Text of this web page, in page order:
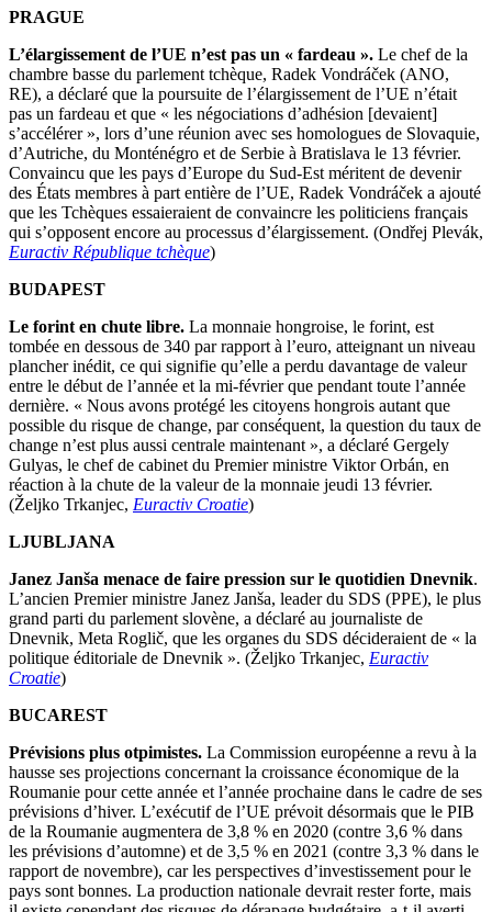
PRAGUE
L’élargissement de l’UE n’est pas un « fardeau ». Le chef de la
chambre basse du parlement tchèque, Radek Vondráček (ANO,
RE), a déclaré que la poursuite de l’élargissement de l’UE n’était
pas un fardeau et que « les négociations d’adhésion [devaient]
s’accélérer », lors d’une réunion avec ses homologues de Slovaquie,
d’Autriche, du Monténégro et de Serbie à Bratislava le 13 février.
Convaincu que les pays d’Europe du Sud-Est méritent de devenir
des États membres à part entière de l’UE, Radek Vondráček a ajouté
que les Tchèques essaieraient de convaincre les politiciens français
qui s’opposent encore au processus d’élargissement. (Ondřej Plevák,
Euractiv République tchèque)
BUDAPEST
Le forint en chute libre. La monnaie hongroise, le forint, est
tombée en dessous de 340 par rapport à l’euro, atteignant un niveau
plancher inédit, ce qui signifie qu’elle a perdu davantage de valeur
entre le début de l’année et la mi-février que pendant toute l’année
dernière. « Nous avons protégé les citoyens hongrois autant que
possible du risque de change, par conséquent, la question du taux de
change n’est plus aussi centrale maintenant », a déclaré Gergely
Gulyas, le chef de cabinet du Premier ministre Viktor Orbán, en
réaction à la chute de la valeur de la monnaie jeudi 13 février.
(Željko Trkanjec, Euractiv Croatie)
LJUBLJANA
Janez Janša menace de faire pression sur le quotidien Dnevnik.
L’ancien Premier ministre Janez Janša, leader du SDS (PPE), le plus
grand parti du parlement slovène, a déclaré au journaliste de
Dnevnik, Meta Roglič, que les organes du SDS décideraient de « la
politique éditoriale de Dnevnik ». (Željko Trkanjec, Euractiv
Croatie)
BUCAREST
Prévisions plus otpimistes. La Commission européenne a revu à la
hausse ses projections concernant la croissance économique de la
Roumanie pour cette année et l’année prochaine dans le cadre de ses
prévisions d’hiver. L’exécutif de l’UE prévoit désormais que le PIB
de la Roumanie augmentera de 3,8 % en 2020 (contre 3,6 % dans
les prévisions d’automne) et de 3,5 % en 2021 (contre 3,3 % dans le
rapport de novembre), car les perspectives d’investissement pour le
pays sont bonnes. La production nationale devrait rester forte, mais